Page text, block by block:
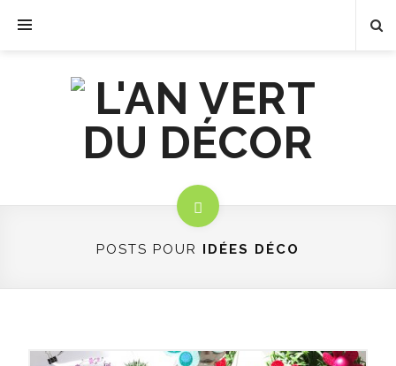
POSTS POUR IDÉES DÉCO